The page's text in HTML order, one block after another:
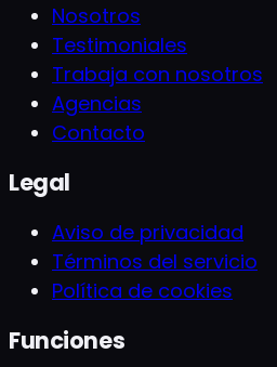
Nosotros
Testimoniales
Trabaja con nosotros
Agencias
Contacto
Legal
Aviso de privacidad
Términos del servicio
Política de cookies
Funciones